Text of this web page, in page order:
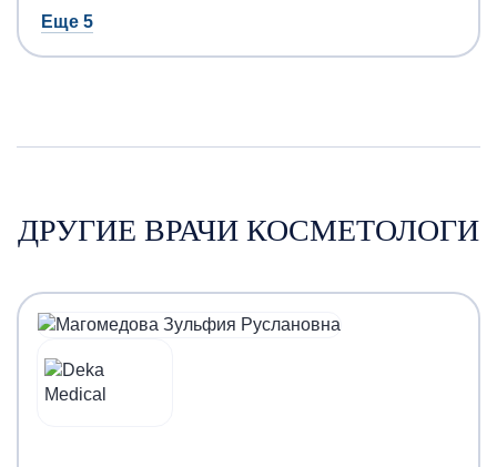
Еще 5
ДРУГИЕ ВРАЧИ КОСМЕТОЛОГИ